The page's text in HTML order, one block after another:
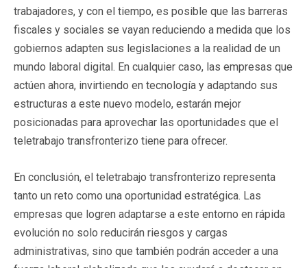
trabajadores, y con el tiempo, es posible que las barreras
fiscales y sociales se vayan reduciendo a medida que los
gobiernos adapten sus legislaciones a la realidad de un
mundo laboral digital. En cualquier caso, las empresas que
actúen ahora, invirtiendo en tecnología y adaptando sus
estructuras a este nuevo modelo, estarán mejor
posicionadas para aprovechar las oportunidades que el
teletrabajo transfronterizo tiene para ofrecer.
En conclusión, el teletrabajo transfronterizo representa
tanto un reto como una oportunidad estratégica. Las
empresas que logren adaptarse a este entorno en rápida
evolución no solo reducirán riesgos y cargas
administrativas, sino que también podrán acceder a una